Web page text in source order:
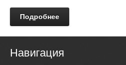
Подробнее
Навигация